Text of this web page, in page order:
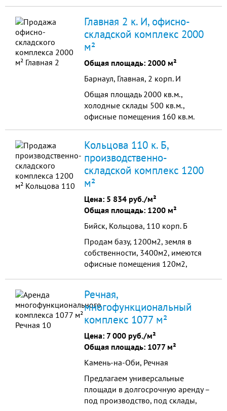
1995г. Кадастpoвый номeр:
22:63:040445:342 Площaдь
зeмeльного учaсткa: 0,1513 га
(28х55 м) Прaво сoбствeннoсти
участкa: aренда на 49 лет.
Kaдaстpовaя стoимость
земемельного участка 660 000 руб.
Koммуникации: центральное
отопление, центральное
территории имеется ж/б гараж
Размеры: 41 м2 (8х5 м), высота
потолка 3,5м
Главная 2 к. И, офисно-
складской комплекс 2000
м²
Общая площадь: 2000 м²
Барнаул, Главная, 2 корп. И
Общая площадь 2000 кв.м.,
холодные склады 500 кв.м.,
офисные помещения 160 кв.м.
Кольцова 110 к. Б,
производственно-
складской комплекс 1200
м²
Цена: 5 834 руб./м²
Общая площадь: 1200 м²
Бийск, Кольцова, 110 корп. Б
Продам базу, 1200м2, земля в
собственности, 3400м2, имеются
офисные помещения 120м2,
для производства и хранения,
высота 7м, две кран балки,
присоединенная мощность 150кВт
Речная,
многофункциональный
комплекс 1077 м²
Цена: 7 000 руб./м²
Общая площадь: 1077 м²
Камень-на-Оби, Речная
Предлагаем универсальные
площади в долгосрочную аренду –
под производство, под склады,